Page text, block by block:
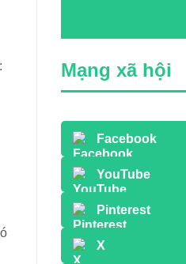
Mạng xã hội
Facebook
YouTube
Pinterest
X